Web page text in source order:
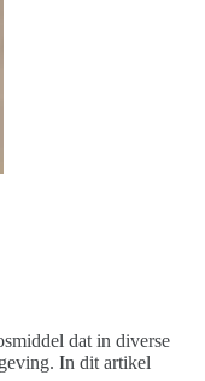
dat in diverse
In dit artikel